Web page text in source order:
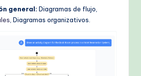
general: Diagramas de flujo,
, Diagramas organizativos.